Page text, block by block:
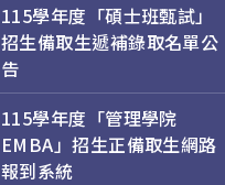
115學年度「碩士班甄試」
招生備取生遞補錄取名單公
告
115學年度「管理學院
EMBA」招生正備取生網路
報到系統